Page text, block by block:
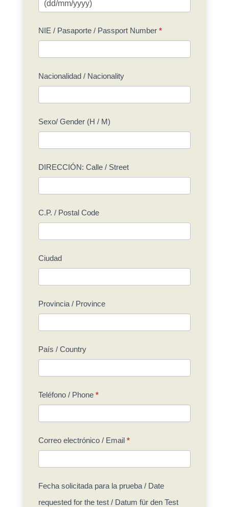
NIE / Pasaporte / Passport Number *
Nacionalidad / Nacionality
Sexo/ Gender (H / M)
DIRECCIÓN: Calle / Street
C.P. / Postal Code
Ciudad
Provincia / Province
País / Country
Teléfono / Phone *
Correo electrónico / Email *
Fecha solicitada para la prueba / Date
requested for the test / Datum für den Test